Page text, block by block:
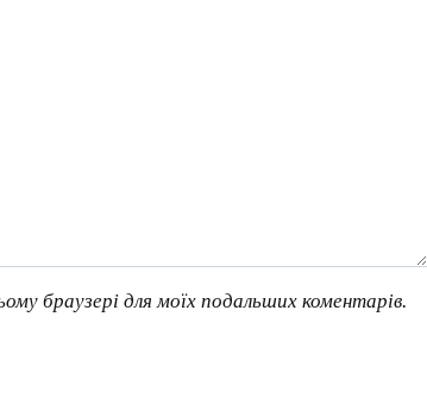
браузері для моїх подальших коментарів.